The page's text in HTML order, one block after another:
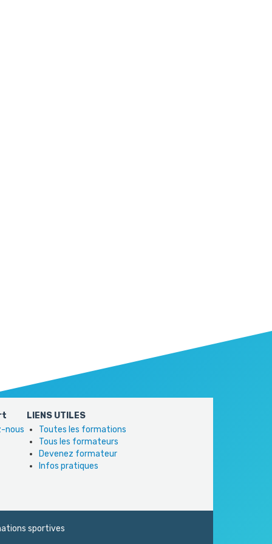
nous
LIENS UTILES
Toutes les formations
Tous les formateurs
Devenez formateur
Infos pratiques
sportives